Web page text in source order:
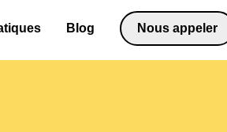
Blog
Nous appeler
0652698481